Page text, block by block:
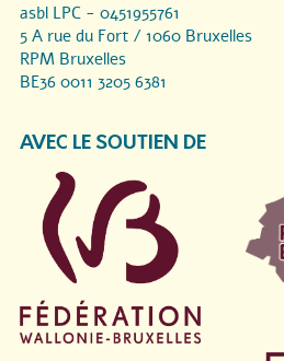
asbl LPC - 0451955761
5 A rue du Fort / 1060 Bruxelles
RPM Bruxelles
BE36 0011 3205 6381
AVEC LE SOUTIEN DE